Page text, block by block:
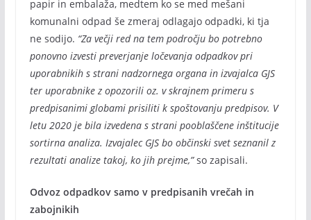
papir in embalaža, medtem ko se med mešani
komunalni odpad še zmeraj odlagajo odpadki, ki tja
ne sodijo. “Za večji red na tem področju bo potrebno
ponovno izvesti preverjanje ločevanja odpadkov pri
uporabnikih s strani nadzornega organa in izvajalca GJS
ter uporabnike z opozorili oz. v skrajnem primeru s
predpisanimi globami prisiliti k spoštovanju predpisov. V
letu 2020 je bila izvedena s strani pooblaščene inštitucije
sortirna analiza. Izvajalec GJS bo občinski svet seznanil z
rezultati analize takoj, ko jih prejme,”so zapisali.
Odvoz odpadkov samo v predpisanih vrečah in
zabojnikih